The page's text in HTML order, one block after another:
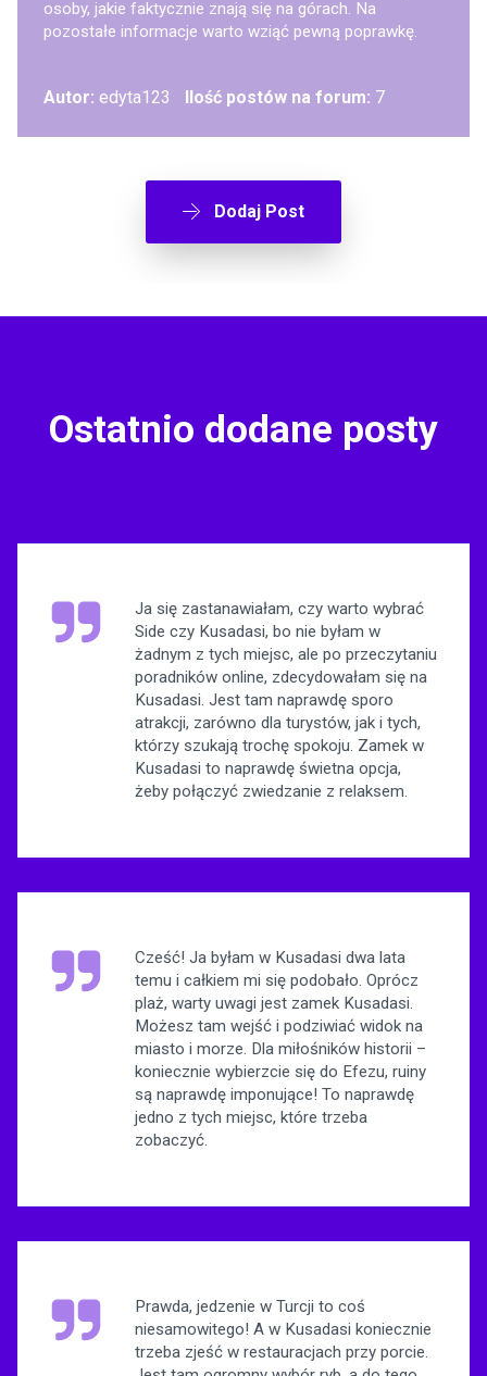
osoby, jakie faktycznie znają się na górach. Na
pozostałe informacje warto wziąć pewną poprawkę.
Autor: edyta123 Ilość postów na forum: 7
Dodaj Post
Ostatnio dodane posty
Ja się zastanawiałam, czy warto wybrać
Side czy Kusadasi, bo nie byłam w
żadnym z tych miejsc, ale po przeczytaniu
poradników online, zdecydowałam się na
Kusadasi. Jest tam naprawdę sporo
atrakcji, zarówno dla turystów, jak i tych,
którzy szukają trochę spokoju. Zamek w
Kusadasi to naprawdę świetna opcja,
żeby połączyć zwiedzanie z relaksem.
Cześć! Ja byłam w Kusadasi dwa lata
temu i całkiem mi się podobało. Oprócz
plaż, warty uwagi jest zamek Kusadasi.
Możesz tam wejść i podziwiać widok na
miasto i morze. Dla miłośników historii –
koniecznie wybierzcie się do Efezu, ruiny
są naprawdę imponujące! To naprawdę
jedno z tych miejsc, które trzeba
zobaczyć.
Prawda, jedzenie w Turcji to coś
niesamowitego! A w Kusadasi koniecznie
trzeba zjeść w restauracjach przy porcie.